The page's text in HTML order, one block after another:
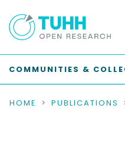
COMMUNITIES &
HOME PUBLICATIONS